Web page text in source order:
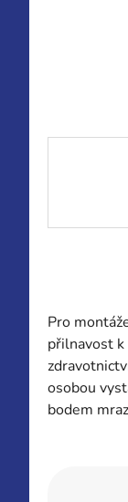
Pro
přilnavost
osobou
bodem